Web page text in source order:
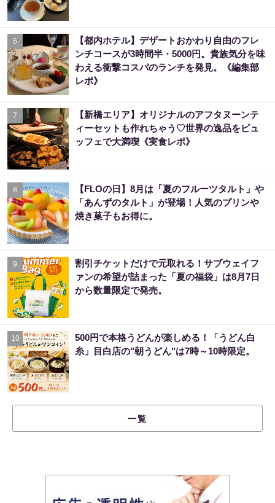
6
【都内ホテル】デザートおかわり自由のフレ
ンチコースが3時間半・5000円。貴族気分を味
わえる衝撃コスパのランチを発見。《編集部
レポ》
7
【新橋エリア】オリジナルのアフタヌーンテ
ィーセットも作れちゃう♡世界の逸品をビュ
ッフェで大満喫《実食レポ》
8
【FLOの日】8月は「夏のフルーツタルト」や
「あんずのタルト」が登場！人気のプリンや
焼き菓子もお得に。
9
割引チケットだけで元取れる！サブウェイフ
ァンの希望が詰まった「夏の福袋」は8月7日
から数量限定で発売。
10
500円で本格うどんが楽しめる！「うどん白
糸」目白店の"朝うどん"は7時～10時限定。
一覧